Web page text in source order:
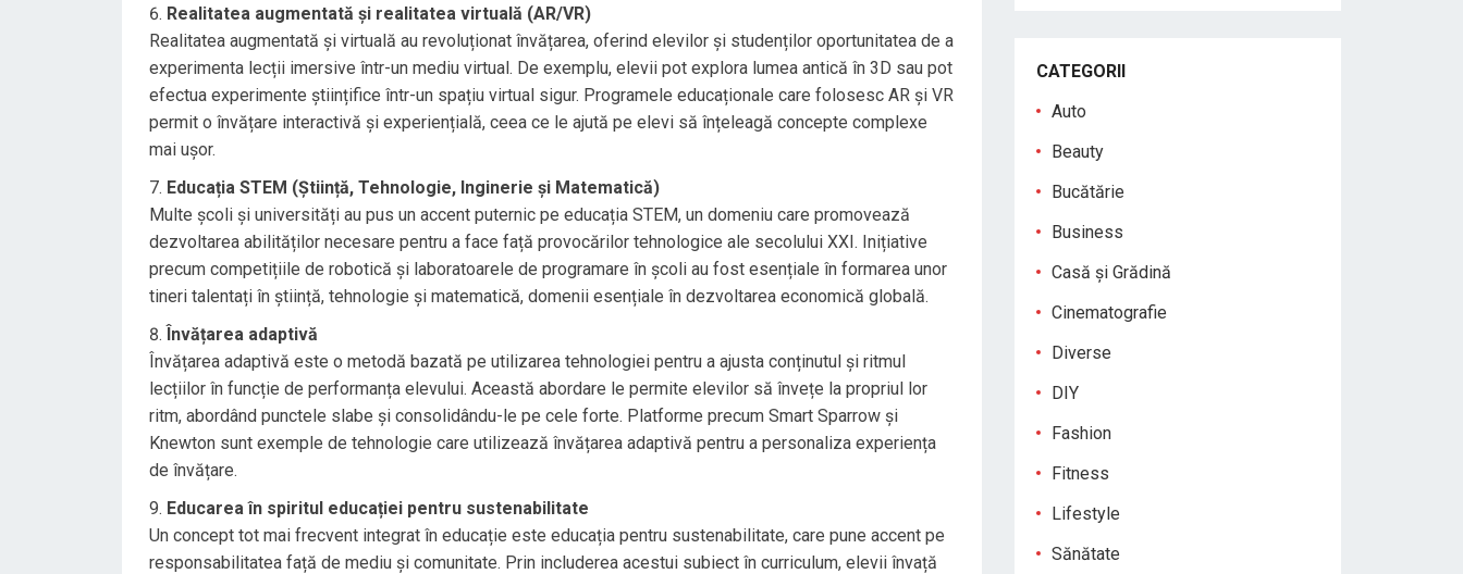
Realitatea augmentată și realitatea virtuală (AR/VR)
Realitatea augmentată și virtuală au revoluționat învățarea, oferind elevilor și studenților oportunitatea de a
experimenta lecții imersive într-un mediu virtual. De exemplu, elevii pot explora lumea antică în 3D sau pot
efectua experimente științifice într-un spațiu virtual sigur. Programele educaționale care folosesc AR și VR
permit o învățare interactivă și experiențială, ceea ce le ajută pe elevi să înțeleagă concepte complexe
mai ușor.
Educația STEM (Știință, Tehnologie, Inginerie și Matematică)
Multe școli și universități au pus un accent puternic pe educația STEM, un domeniu care promovează
dezvoltarea abilităților necesare pentru a face față provocărilor tehnologice ale secolului XXI. Inițiative
precum competițiile de robotică și laboratoarele de programare în școli au fost esențiale în formarea unor
tineri talentați în știință, tehnologie și matematică, domenii esențiale în dezvoltarea economică globală.
Învățarea adaptivă
Învățarea adaptivă este o metodă bazată pe utilizarea tehnologiei pentru a ajusta conținutul și ritmul
lecțiilor în funcție de performanța elevului. Această abordare le permite elevilor să învețe la propriul lor
ritm, abordând punctele slabe și consolidându-le pe cele forte. Platforme precum Smart Sparrow și
Knewton sunt exemple de tehnologie care utilizează învățarea adaptivă pentru a personaliza experiența
de învățare.
Educarea în spiritul educației pentru sustenabilitate
Un concept tot mai frecvent integrat în educație este educația pentru sustenabilitate, care pune accent pe
responsabilitatea față de mediu și comunitate. Prin includerea acestui subiect în curriculum, elevii învață
CATEGORII
Auto
Beauty
Bucătărie
Business
Casă și Grădină
Cinematografie
Diverse
DIY
Fashion
Fitness
Lifestyle
Sănătate